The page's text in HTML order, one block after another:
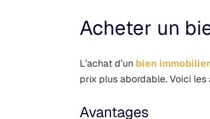
Acheter un
L’achat d’un bien
prix plus abordable. Voici
Avantages